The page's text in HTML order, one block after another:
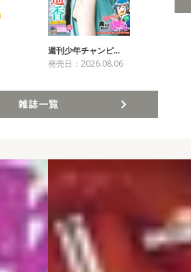
週刊少年チャンピ…
発売日：2026.08.06